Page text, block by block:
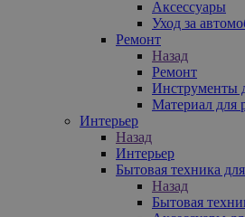
Аксессуары
Уход за
Ремонт
Назад
Ремонт
Инструменты
Материал для
Интерьер
Назад
Интерьер
Бытовая техника
Назад
Бытовая